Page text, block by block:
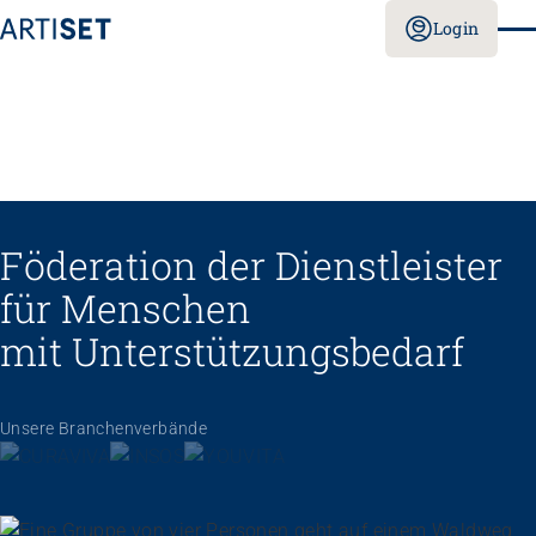
Login
Föderation der Dienstleister
für Menschen
mit Unterstützungs­bedarf
Unsere Branchenverbände